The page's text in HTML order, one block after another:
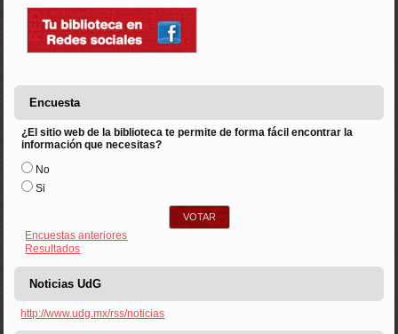
Encuesta
¿El sitio web de la biblioteca te permite de forma fácil encontrar la
información que necesitas?
Opciones
No
Si
Encuestas anteriores
Resultados
Noticias UdG
http://www.udg.mx/rss/noticias